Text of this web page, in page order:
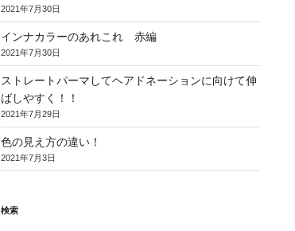
2021年7月30日
インナカラーのあれこれ 赤編
2021年7月30日
ストレートパーマしてヘアドネーションに向けて伸
ばしやすく！！
2021年7月29日
色の見え方の違い！
2021年7月3日
検索